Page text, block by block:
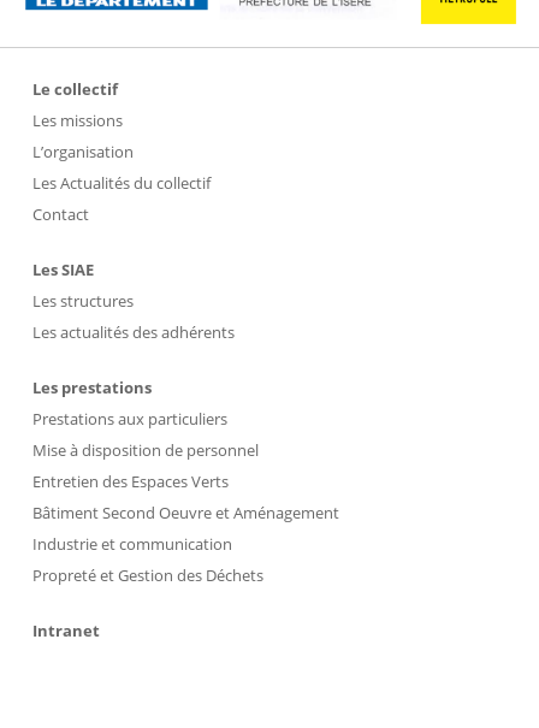
Le collectif
Les missions
L’organisation
Les Actualités du collectif
Contact
Les SIAE
Les structures
Les actualités des adhérents
Les prestations
Prestations aux particuliers
Mise à disposition de personnel
Entretien des Espaces Verts
Bâtiment Second Oeuvre et Aménagement
Industrie et communication
Propreté et Gestion des Déchets
Intranet